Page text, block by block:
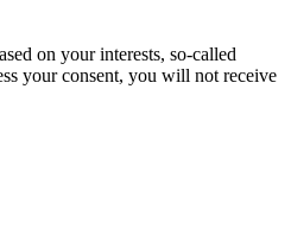
on your interests, so-called
your consent, you will not receive